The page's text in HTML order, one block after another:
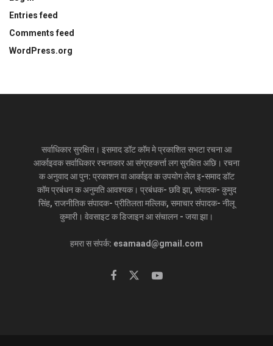
Entries feed
Comments feed
WordPress.org
सर्वाधिकार सुरक्षित। इसमाद डॉट कॉम मे प्रकाशित सभटा रचना आ
आर्काइवक सर्वाधिकार रचनाकार आ संग्रहकर्त्ता लग सुरक्षित अछि। रचना
क अनुवाद आ पुन: प्रकाशन वा आर्काइव क उपयोग लेल इ-समाद डॉट
कॉम प्रबंधन क अनुमति आवश्यक। प्रबंधक- छवि झा, संपादक- कुमुद
सिंह, राजनीतिक संपादक- प्रीतिलता मल्लिक, समाचार संपादक- नीलू
कुमारी। वेवसाइट क डिजाइन आ संचालन - जया झा।
हमरा स संपर्क: esamaad@gmail.com